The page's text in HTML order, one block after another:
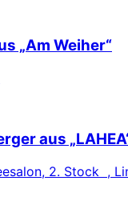
„Am Weiher“
aus
2. Stock ,